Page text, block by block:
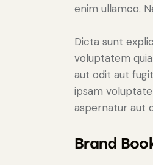
enim ullamco.
Dicta sunt
voluptatem
aut odit aut
ipsam
aspernatur aut
Brand